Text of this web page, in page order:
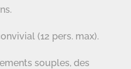
(12 pers. max).
souples, des